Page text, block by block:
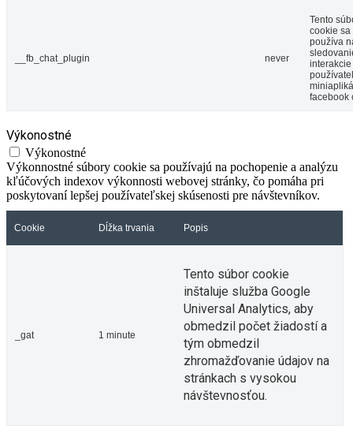
__fb_chat_plugin never
Tento
cookie sa
používa
interakcie
facebook
Výkonostné
Výkonostné
Výkonnostné súbory cookie sa používajú na pochopenie a analýzu
kľúčových indexov výkonnosti webovej stránky, čo pomáha pri
poskytovaní lepšej používateľskej skúsenosti pre návštevníkov.
Cookie Dĺžka trvania Popis
_gat 1 minute
Tento súbor cookie
inštaluje služba Google
Universal Analytics, aby
obmedzil počet žiadostí a
tým obmedzil
zhromažďovanie údajov na
stránkach s vysokou
návštevnosťou.